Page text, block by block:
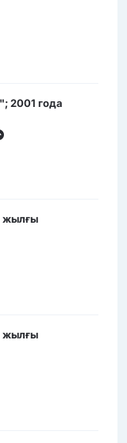
2001 года
жылғы
жылғы